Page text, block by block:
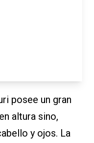
posee un gran
altura sino,
y ojos. La